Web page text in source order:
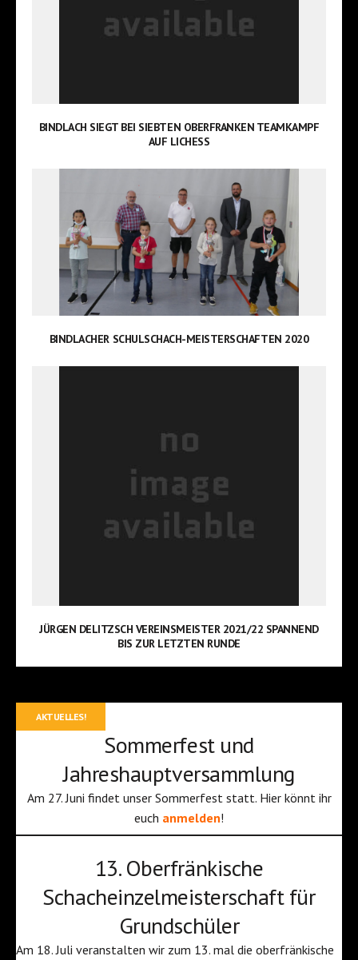
BINDLACH SIEGT BEI SIEBTEN OBERFRANKEN TEAMKAMPF
AUF LICHESS
BINDLACHER SCHULSCHACH-MEISTERSCHAFTEN 2020
JÜRGEN DELITZSCH VEREINSMEISTER 2021/22 SPANNEND
BIS ZUR LETZTEN RUNDE
AKTUELLES!
Sommerfest und
Jahreshauptversammlung
Am 27. Juni findet unser Sommerfest statt. Hier könnt ihr
euch anmelden!
13. Oberfränkische
Schacheinzelmeisterschaft für
Grundschüler
Am 18. Juli veranstalten wir zum 13. mal die oberfränkische